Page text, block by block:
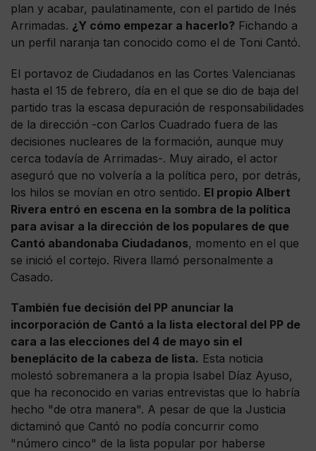
plan y acabar, paulatinamente, con el partido de Inés
Arrimadas. ¿Y cómo empezar a hacerlo? Fichando a
un perfil naranja tan conocido como el de Toni Cantó.
El portavoz de Ciudadanos en las Cortes Valencianas
hasta el 15 de febrero, día en el que se dio de baja del
partido tras la escasa depuración de responsabilidades
de la dirección -con Carlos Cuadrado fuera de las
decisiones nucleares de la formación, aunque muy
cerca todavía de Arrimadas-. Muy airado, el actor
aseguró que no volvería a la política pero, por detrás,
los hilos se movían en otro sentido. El propio Albert
Rivera entró en escena en la sombra de la política
para avisar a la dirección de los populares de que
Cantó abandonaba Ciudadanos, momento en el que
se inició el cortejo. Rivera llamó personalmente a
Casado.
También fue decisión del PP anunciar la
incorporación de Cantó a la lista electoral del PP de
cara a las elecciones del 4 de mayo sin el
beneplácito de la cabeza de lista. Esta noticia
molestó sobremanera a la propia Isabel Díaz Ayuso,
que ha reconocido en varias entrevistas que lo habría
hecho "de otra manera". A pesar de que la Justicia
dictaminó que Cantó no podía concurrir como
"número cinco" de la lista popular por haberse